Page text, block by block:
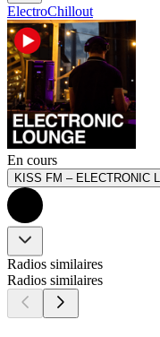
ElectroChillout
En cours
KISS FM – ELECTRONIC
Radios similaires
Radios similaires